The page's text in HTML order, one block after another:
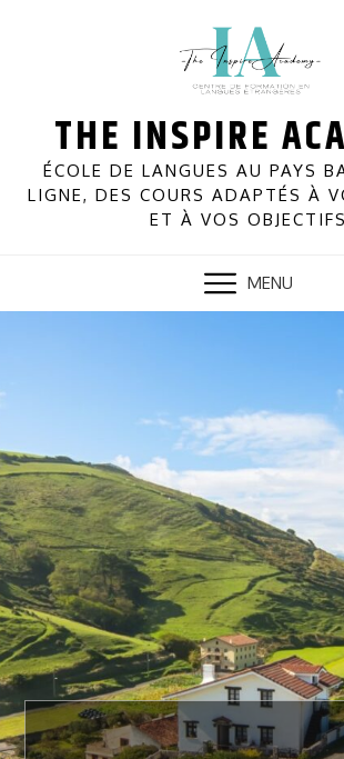
THE INSPIRE
ÉCOLE DE LANGUES AU PAYS
LIGNE, DES COURS ADAPTÉS À
ET À VOS OBJECTIFS
MENU